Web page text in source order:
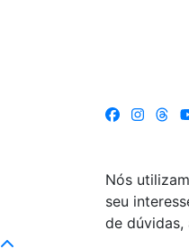
Nós
seu
de dúvidas,